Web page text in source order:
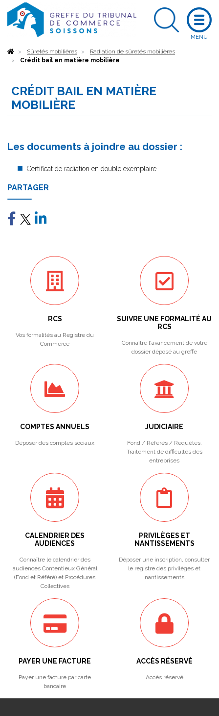
AccueilSûretés mobilières
Radiation de sûretés mobilières
Crédit bail en matière mobilière
CRÉDIT BAIL EN MATIÈRE
MOBILIÈRE
Les documents à joindre au dossier :
Certificat de radiation en double exemplaire
PARTAGER
RCS
Vos formalités au Registre du
Commerce
SUIVRE UNE FORMALITÉ AU
RCS
Connaître l'avancement de votre
dossier déposé au greffe
COMPTES ANNUELS
Déposer des comptes sociaux
JUDICIAIRE
Fond / Référés / Requêtes.
Traitement de difficultés des
entreprises
CALENDRIER DES
AUDIENCES
Connaître le calendrier des
audiences Contentieux Général
(Fond et Référé) et Procédures
Collectives
PRIVILÈGES ET
NANTISSEMENTS
Déposer une inscription, consulter
le registre des privilèges et
nantissements
PAYER UNE FACTURE
Payer une facture par carte
bancaire
ACCÈS RÉSERVÉ
Accès réservé